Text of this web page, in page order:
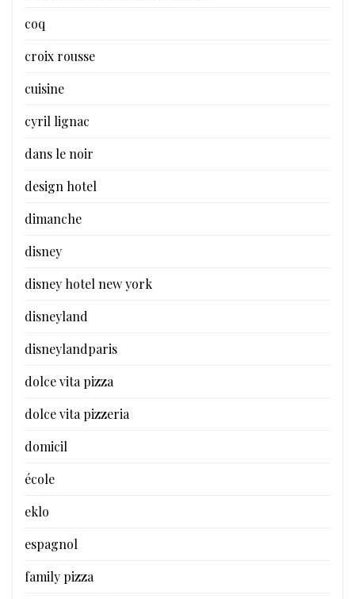
coq
croix rousse
cuisine
cyril lignac
dans le noir
design hotel
dimanche
disney
disney hotel new york
disneyland
disneylandparis
dolce vita pizza
dolce vita pizzeria
domicil
école
eklo
espagnol
family pizza